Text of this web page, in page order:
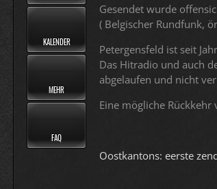
KALENDER
MEHR
FAQ
Gesendet wurde
( Belgischer Rundfunk,
Petergensfeld ist seit
Das Hitradio und auch
abgelaufen und nicht
Eine mögliche Rückkehr
Oostkantons: eerste